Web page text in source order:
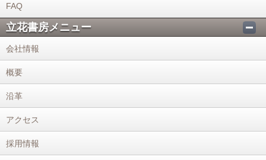
FAQ
立花書房メニュー
会社情報
概要
沿革
アクセス
採用情報